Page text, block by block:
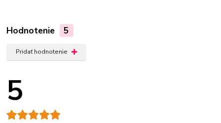
Hodnotenie 5
Pridať hodnotenie
5